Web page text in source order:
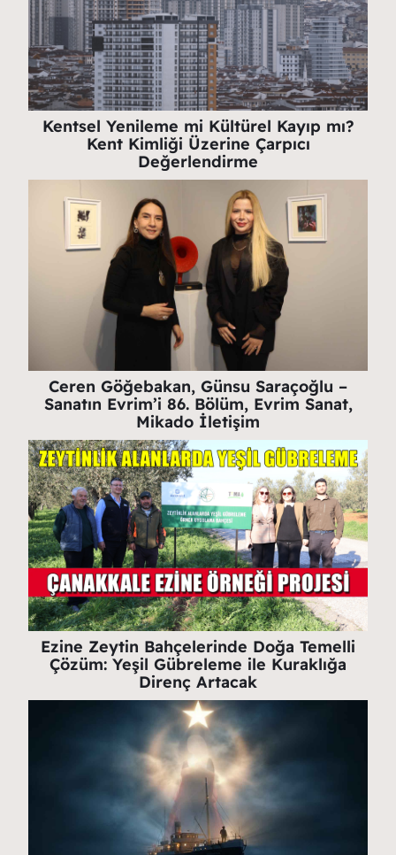
Kentsel Yenileme mi Kültürel Kayıp mı?
Kent Kimliği Üzerine Çarpıcı
Değerlendirme
Ceren Göğebakan, Günsu Saraçoğlu –
Sanatın Evrim’i 86. Bölüm, Evrim Sanat,
Mikado İletişim
Ezine Zeytin Bahçelerinde Doğa Temelli
Çözüm: Yeşil Gübreleme ile Kuraklığa
Direnç Artacak